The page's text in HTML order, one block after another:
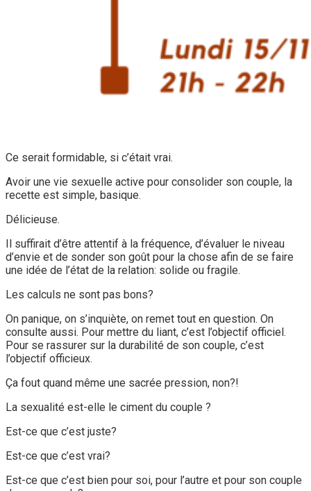
Ce serait formidable, si c’était vrai.
Avoir une vie sexuelle active pour consolider son couple, la
recette est simple, basique.
Délicieuse.
Il suffirait d’être attentif à la fréquence, d’évaluer le niveau
d’envie et de sonder son goût pour la chose afin de se faire
une idée de l’état de la relation: solide ou fragile.
Les calculs ne sont pas bons?
On panique, on s’inquiète, on remet tout en question. On
consulte aussi. Pour mettre du liant, c’est l’objectif officiel.
Pour se rassurer sur la durabilité de son couple, c’est
l’objectif officieux.
Ça fout quand même une sacrée pression, non?!
La sexualité est-elle le ciment du couple ?
Est-ce que c’est juste?
Est-ce que c’est vrai?
Est-ce que c’est bien pour soi, pour l’autre et pour son couple